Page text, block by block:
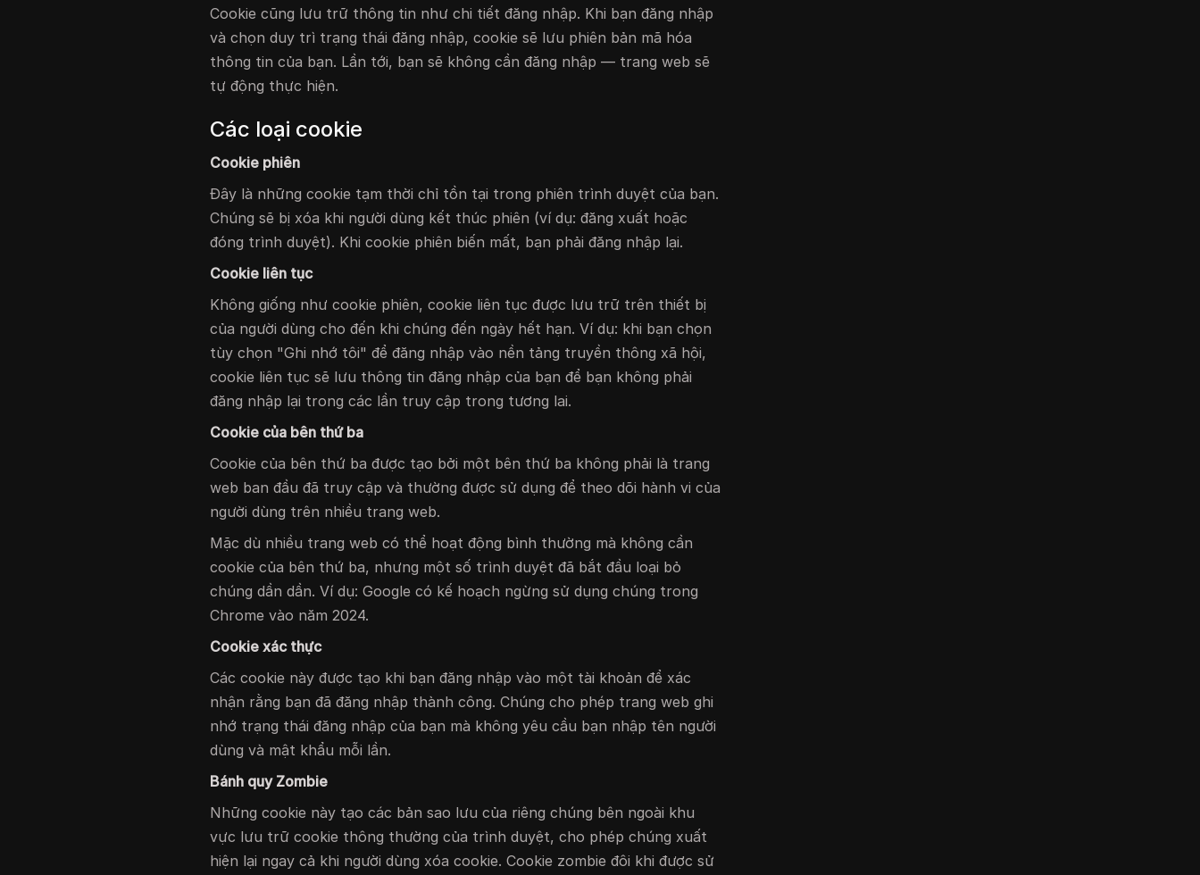
Cookie cũng lưu trữ thông tin như chi tiết đăng nhập. Khi bạn đăng nhập
và chọn duy trì trạng thái đăng nhập, cookie sẽ lưu phiên bản mã hóa
thông tin của bạn. Lần tới, bạn sẽ không cần đăng nhập — trang web sẽ
tự động thực hiện.
Các loại cookie
Cookie phiên
Đây là những cookie tạm thời chỉ tồn tại trong phiên trình duyệt của bạn.
Chúng sẽ bị xóa khi người dùng kết thúc phiên (ví dụ: đăng xuất hoặc
đóng trình duyệt). Khi cookie phiên biến mất, bạn phải đăng nhập lại.
Cookie liên tục
Không giống như cookie phiên, cookie liên tục được lưu trữ trên thiết bị
của người dùng cho đến khi chúng đến ngày hết hạn. Ví dụ: khi bạn chọn
tùy chọn "Ghi nhớ tôi" để đăng nhập vào nền tảng truyền thông xã hội,
cookie liên tục sẽ lưu thông tin đăng nhập của bạn để bạn không phải
đăng nhập lại trong các lần truy cập trong tương lai.
Cookie của bên thứ ba
Cookie của bên thứ ba được tạo bởi một bên thứ ba không phải là trang
web ban đầu đã truy cập và thường được sử dụng để theo dõi hành vi của
người dùng trên nhiều trang web.
Mặc dù nhiều trang web có thể hoạt động bình thường mà không cần
cookie của bên thứ ba, nhưng một số trình duyệt đã bắt đầu loại bỏ
chúng dần dần. Ví dụ: Google có kế hoạch ngừng sử dụng chúng trong
Chrome vào năm 2024.
Cookie xác thực
Các cookie này được tạo khi bạn đăng nhập vào một tài khoản để xác
nhận rằng bạn đã đăng nhập thành công. Chúng cho phép trang web ghi
nhớ trạng thái đăng nhập của bạn mà không yêu cầu bạn nhập tên người
dùng và mật khẩu mỗi lần.
Bánh quy Zombie
Những cookie này tạo các bản sao lưu của riêng chúng bên ngoài khu
vực lưu trữ cookie thông thường của trình duyệt, cho phép chúng xuất
hiện lại ngay cả khi người dùng xóa cookie. Cookie zombie đôi khi được sử